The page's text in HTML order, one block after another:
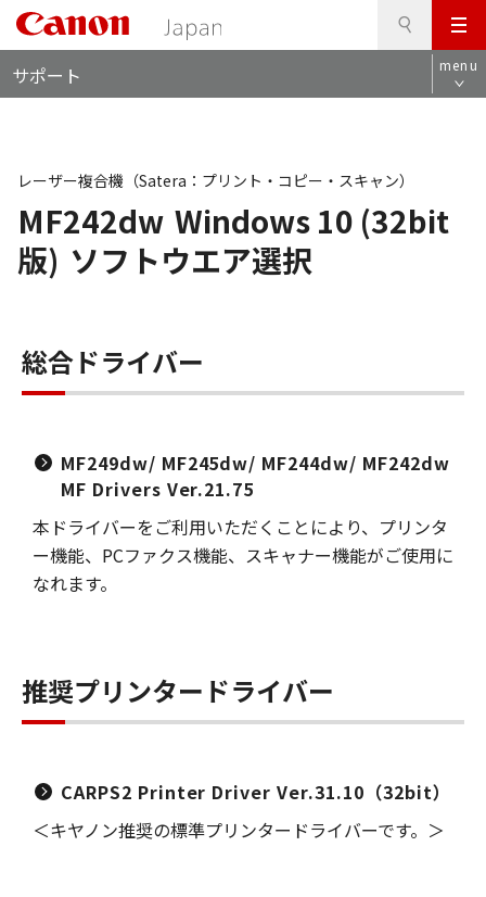
メ
ニ
ュ
サポート menu
MF242dw Windows 10 (32bit
版) ソフトウエア選択
レーザー複合機（Satera：プリント・コピー・スキャン）
総合ドライバー
MF249dw/ MF245dw/ MF244dw/ MF242dw
MF Drivers Ver.21.75
本ドライバーをご利用いただくことにより、プリンタ
ー機能、PCファクス機能、スキャナー機能がご使用に
なれます。
推奨プリンタードライバー
CARPS2 Printer Driver Ver.31.10（32bit）
＜キヤノン推奨の標準プリンタードライバーです。＞